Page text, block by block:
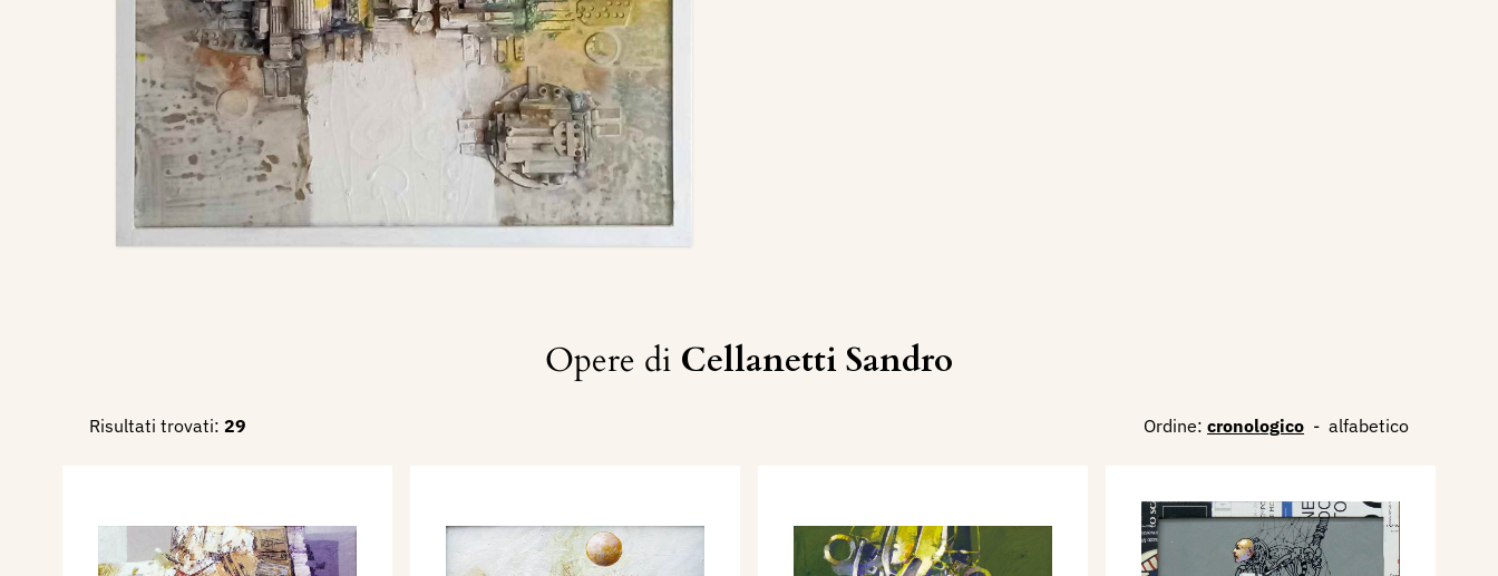
Opere di Cellanetti Sandro
Risultati trovati: 29 Ordine: cronologico - alfabetico